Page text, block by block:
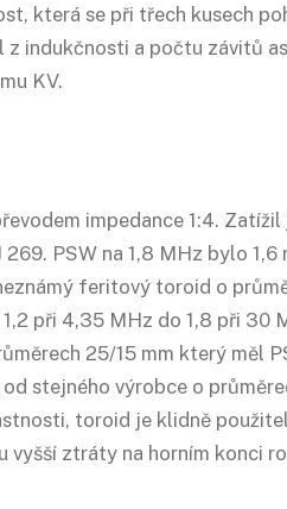
která se při třech kusech
indukčnosti a počtu závitů
KV.
impedance 1:4.
PSW na 1,8 MHz bylo 1,6
feritový toroid o
při 4,35 MHz do 1,8 při 30
25/15 mm který měl
stejného výrobce o
toroid je klidně
vyšší ztráty na horním konci